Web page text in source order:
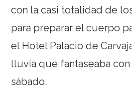
con la casi totalidad de
para preparar el cuerpo
el Hotel Palacio de
lluvia que fantaseaba
sábado.